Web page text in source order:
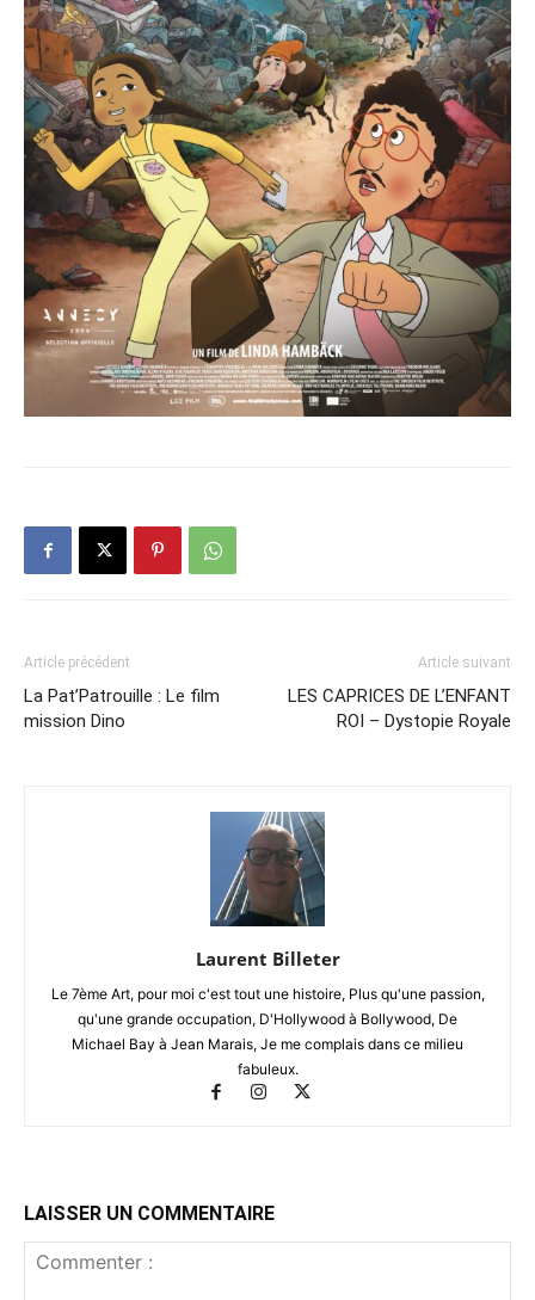
Article précédent
La Pat’Patrouille : Le film
mission Dino
Article suivant
LES CAPRICES DE L’ENFANT
ROI – Dystopie Royale
Laurent Billeter
Le 7ème Art, pour moi c'est tout une histoire, Plus qu'une passion,
qu'une grande occupation, D'Hollywood à Bollywood, De
Michael Bay à Jean Marais, Je me complais dans ce milieu
fabuleux.
LAISSER UN COMMENTAIRE